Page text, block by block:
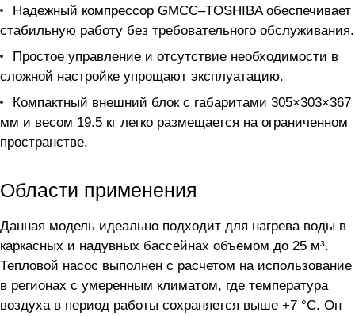
Надежный компрессор GMCC–TOSHIBA обеспечивает
стабильную работу без требовательного обслуживания.
Простое управление и отсутствие необходимости в
сложной настройке упрощают эксплуатацию.
Компактный внешний блок с габаритами 305×303×367
мм и весом 19.5 кг легко размещается на ограниченном
пространстве.
Области применения
Данная модель идеально подходит для нагрева воды в
каркасных и надувных бассейнах объемом до 25 м³.
Тепловой насос выполнен с расчетом на использование
в регионах с умеренным климатом, где температура
воздуха в период работы сохраняется выше +7 °C. Он